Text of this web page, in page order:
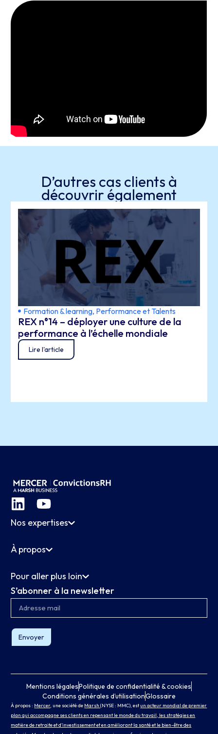
D’autres cas clients à
découvrir également
Formation & learning, Performance et Talents
REX n°14 – déployer une culture de la
performance à l’échelle mondiale
Lire l'article
Nos expertises
À propos
Pour aller plus loin
S’abonner à la newsletter
Envoyer
Mentions légalesPolitique de confidentialité & cookies
Conditions générales d’utilisationGlossaire
À propos : Mercer, une société de Marsh(NYSE : MMC), estun acteur mondial de premier
plan qui accompagne ses clients en repensant le monde du travail, les stratégies en
matière de retraite et d’investissement et en améliorant la santé et le bien-être des